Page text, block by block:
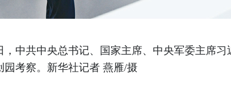
，中共中央总书记、国家主席、中央军委主席
园考察。新华社记者 燕雁/摄